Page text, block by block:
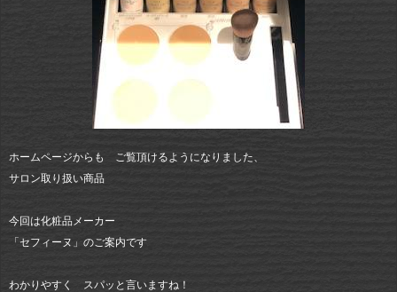
ホームページからも ご覧頂けるようになりました、
サロン取り扱い商品
今回は化粧品メーカー
「セフィーヌ」のご案内です
わかりやすく スパッと言いますね！